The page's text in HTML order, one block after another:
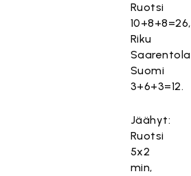
Ruotsi
10+8+8=26,
Riku
Saarentola
Suomi
3+6+3=12.
Jäähyt:
Ruotsi
5x2
min,